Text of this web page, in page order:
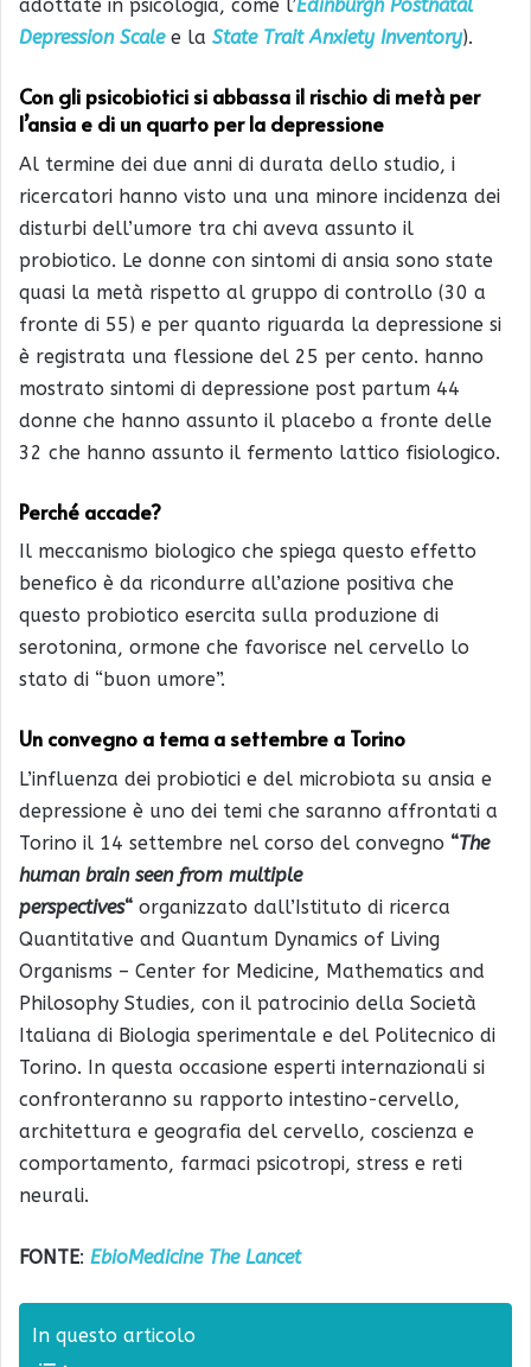
adottate in psicologia, come l’Edinburgh Postnatal
Depression Scale e la State Trait Anxiety Inventory).
Con gli psicobiotici si abbassa il rischio di metà per
l’ansia e di un quarto per la depressione
Al termine dei due anni di durata dello studio, i
ricercatori hanno visto una una minore incidenza dei
disturbi dell’umore tra chi aveva assunto il
probiotico. Le donne con sintomi di ansia sono state
quasi la metà rispetto al gruppo di controllo (30 a
fronte di 55) e per quanto riguarda la depressione si
è registrata una flessione del 25 per cento. hanno
mostrato sintomi di depressione post partum 44
donne che hanno assunto il placebo a fronte delle
32 che hanno assunto il fermento lattico fisiologico.
Perché accade?
Il meccanismo biologico che spiega questo effetto
benefico è da ricondurre all’azione positiva che
questo probiotico esercita sulla produzione di
serotonina, ormone che favorisce nel cervello lo
stato di “buon umore”.
Un convegno a tema a settembre a Torino
L’influenza dei probiotici e del microbiota su ansia e
depressione è uno dei temi che saranno affrontati a
Torino il 14 settembre nel corso del convegno “The
human brain seen from multiple
perspectives“ organizzato dall’Istituto di ricerca
Quantitative and Quantum Dynamics of Living
Organisms – Center for Medicine, Mathematics and
Philosophy Studies, con il patrocinio della Società
Italiana di Biologia sperimentale e del Politecnico di
Torino. In questa occasione esperti internazionali si
confronteranno su rapporto intestino-cervello,
architettura e geografia del cervello, coscienza e
comportamento, farmaci psicotropi, stress e reti
neurali.
FONTE: EbioMedicine The Lancet
In questo articolo